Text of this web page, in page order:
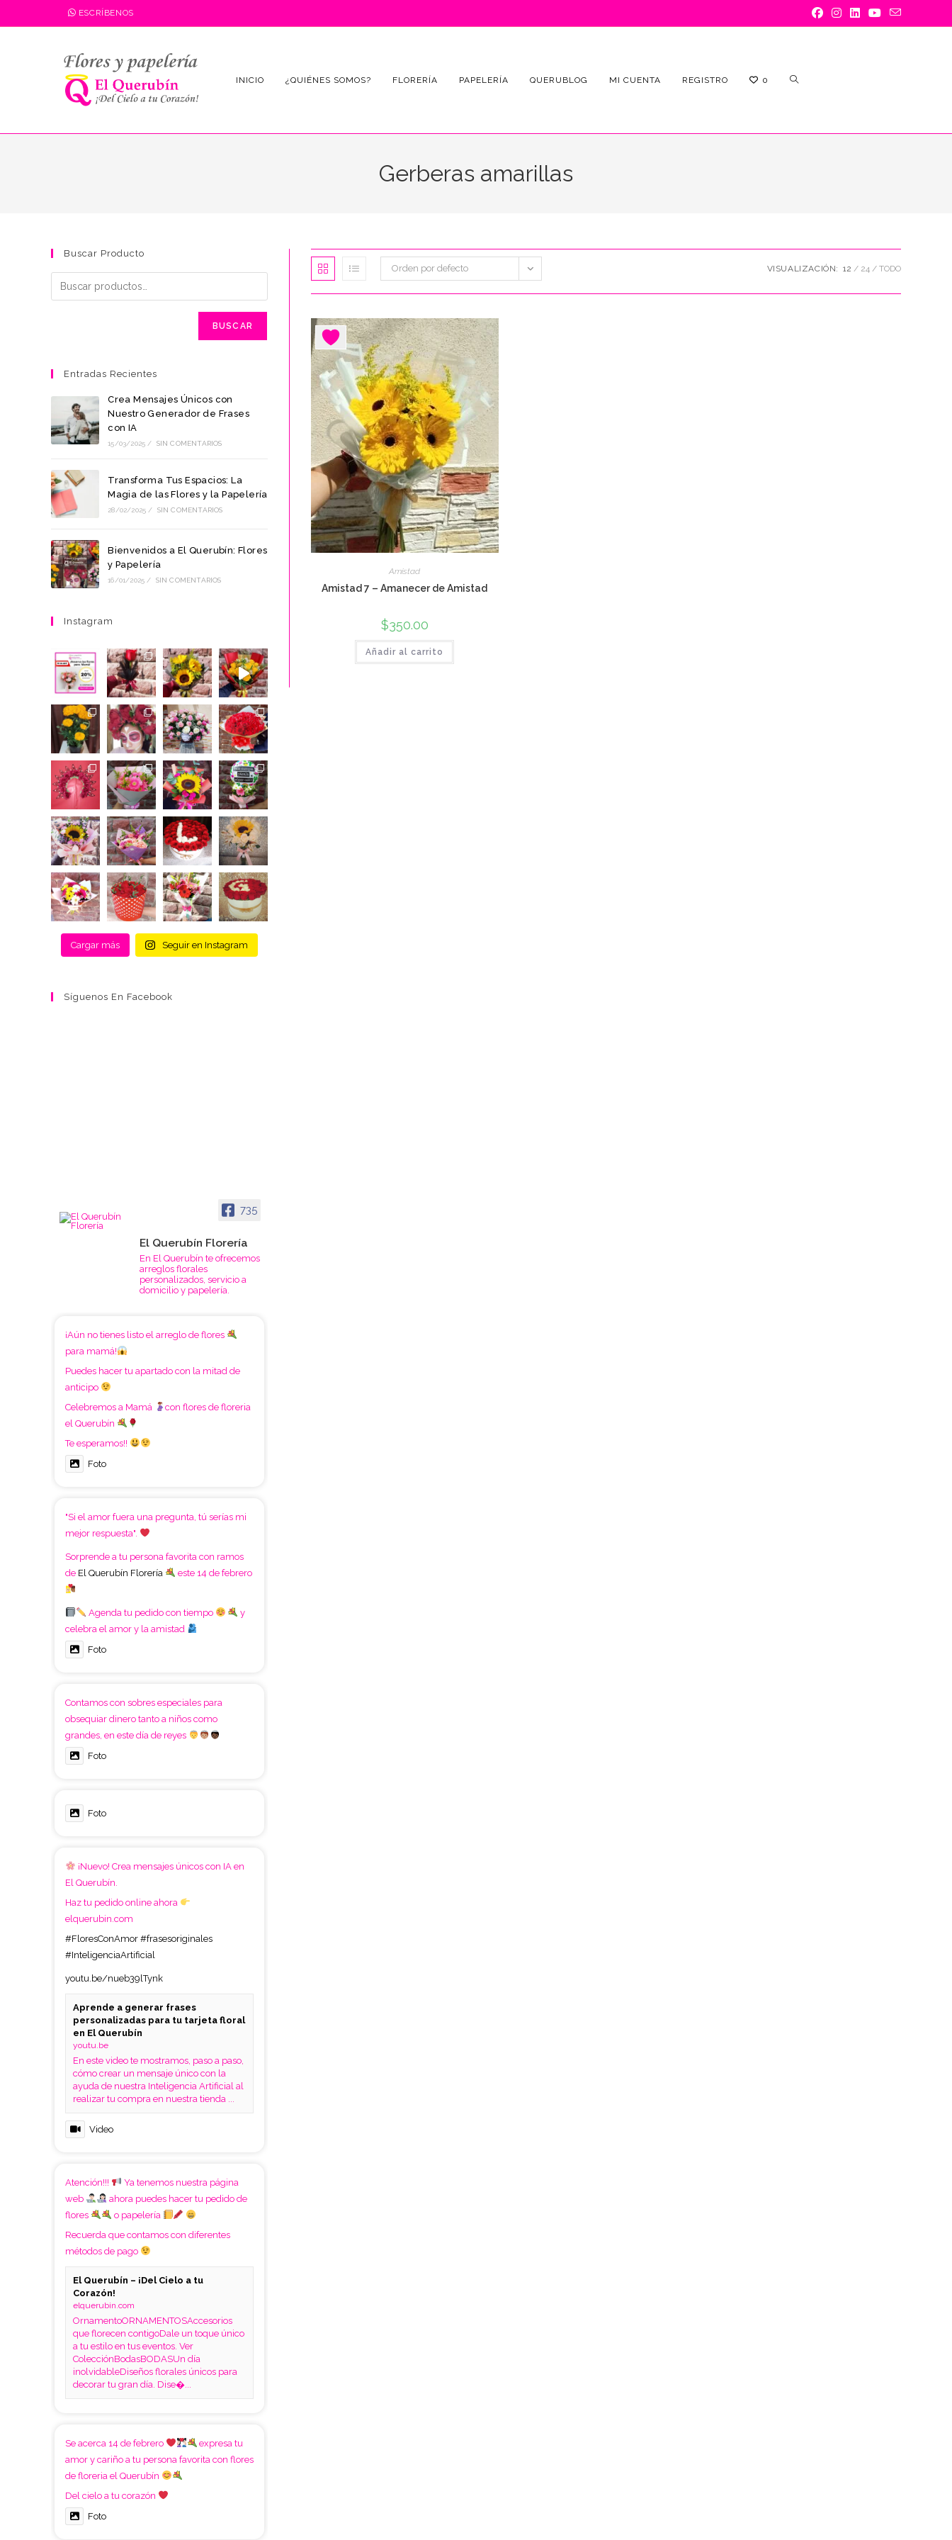
al
ESCRÍBENOS
INICIO ¿QUIÉNES SOMOS? FLORERÍA PAPELERÍA QUERUBLOG MI CUENTA REGISTRO 0 ALTERNAR
DE
Gerberas amarillas
Orden por defecto VISUALIZACIÓN: 12 24 TODO
Amistad
Amistad 7 – Amanecer de Amistad
$350.00
Añadir al carrito
Buscar Producto
BUSCAR
Entradas Recientes
Crea Mensajes Únicos con
Nuestro Generador de Frases
con IA
15/03/2025 / SIN COMENTARIOS
Transforma Tus Espacios: La
Magia de las Flores y la Papelería
28/02/2025 / SIN COMENTARIOS
Bienvenidos a El Querubín: Flores
y Papelería
16/01/2025 / SIN COMENTARIOS
Instagram
Cargar más Seguir en Instagram
Síguenos En Facebook
735
El Querubín Florería
En El Querubín te ofrecemos
arreglos florales
personalizados, servicio a
domicilio y papelería.
¡Aún no tienes listo el arreglo de flores
para mamá!
Puedes hacer tu apartado con la mitad de
anticipo
Celebremos a Mamá
con flores de floreria
el Querubín
Te esperamos!!
Foto
"Si el amor fuera una pregunta, tú serías mi
mejor respuesta".
Sorprende a tu persona favorita con ramos
de El Querubín Florería este 14 de febrero
Agenda tu pedido con tiempo
y
celebra el amor y la amistad
Foto
Contamos con sobres especiales para
obsequiar dinero tanto a niños como
grandes, en este día de reyes
Foto
Foto
¡Nuevo! Crea mensajes únicos con IA en
El Querubín.
Haz tu pedido online ahora
elquerubin.com
#FloresConAmor #frasesoriginales
#InteligenciaArtificial
youtu.be/nueb39lTynk
Aprende a generar frases
personalizadas para tu tarjeta floral
en El Querubín
youtu.be
En este video te mostramos, paso a paso,
cómo crear un mensaje único con la
ayuda de nuestra Inteligencia Artificial al
realizar tu compra en nuestra tienda ...
Video
Atención!!!
Ya tenemos nuestra página
web
ahora puedes hacer tu pedido de
flores
o papelería
Recuerda que contamos con diferentes
métodos de pago
El Querubín – ¡Del Cielo a tu
Corazón!
elquerubin.com
OrnamentoORNAMENTOSAccesorios
que florecen contigoDale un toque único
a tu estilo en tus eventos. Ver
ColecciónBodasBODASUn día
inolvidableDiseños florales únicos para
decorar tu gran día. Dise�...
Se acerca 14 de febrero
expresa tu
amor y cariño a tu persona favorita con flores
de floreria el Querubín
Del cielo a tu corazón
Foto